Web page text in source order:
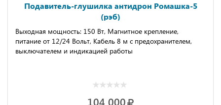
Подавитель-глушилка антидрон Ромашка-5
(рэб)
Выходная мощность: 150 Вт, Магнитное крепление,
питание от 12/24 Вольт, Кабель 8 м с предохранителем,
выключателем и индикацией работы
104 000